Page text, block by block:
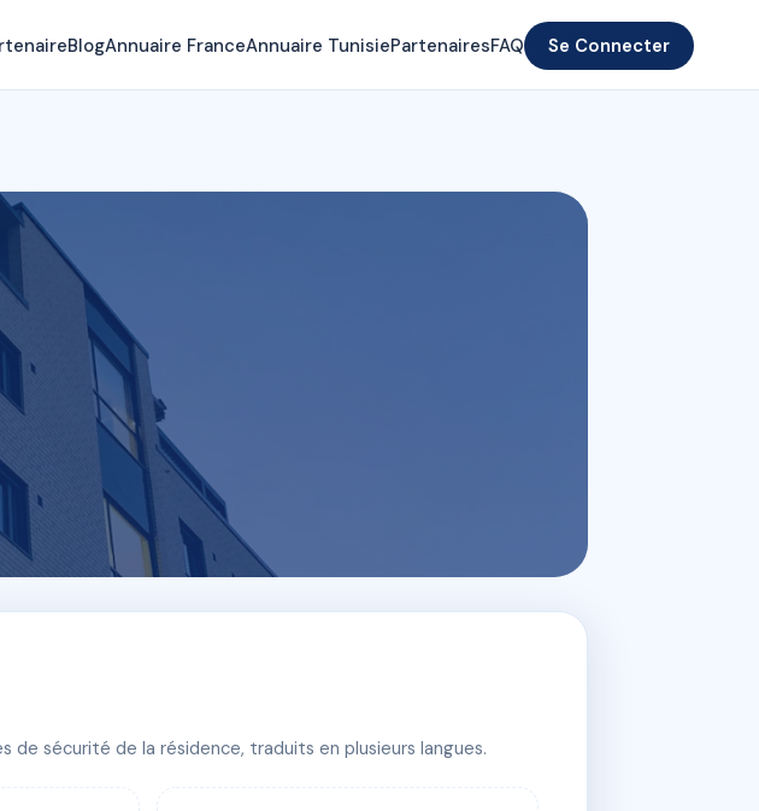
BlogAnnuaire FranceAnnuaire TunisiePartenairesFAQ Se Connecter
sécurité de la résidence, traduits en plusieurs langues.